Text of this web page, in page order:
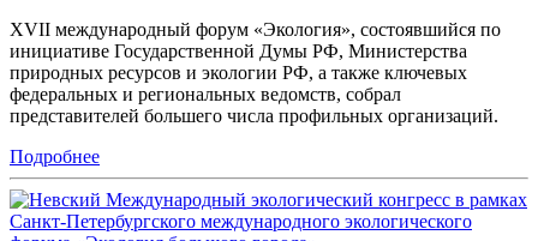
XVII международный форум «Экология», состоявшийся по
инициативе Государственной Думы РФ, Министерства
природных ресурсов и экологии РФ, а также ключевых
федеральных и региональных ведомств, собрал
представителей большего числа профильных организаций.
Подробнее